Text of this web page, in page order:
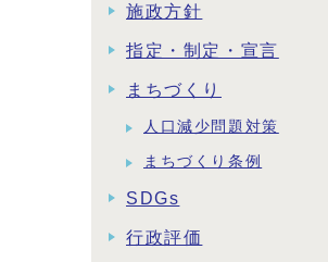
施政方針
指定・制定・宣言
まちづくり
人口減少問題対策
まちづくり条例
SDGs
行政評価